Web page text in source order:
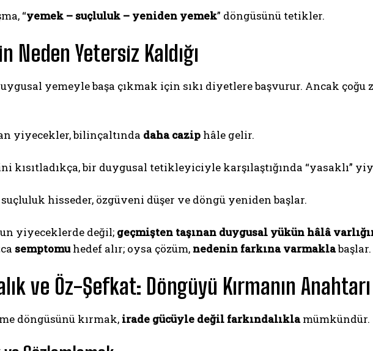
“yemek – suçluluk – yeniden yemek” döngüsünü tetikler.
Neden Yetersiz Kaldığı
yemeyle başa çıkmak için sıkı diyetlere başvurur. Ancak çoğu
yiyecekler, bilinçaltında daha cazip hâle gelir.
kısıtladıkça, bir duygusal tetikleyiciyle karşılaştığında “yasaklı”
hisseder, özgüveni düşer ve döngü yeniden başlar.
yiyeceklerde değil; geçmişten taşınan duygusal yükün hâlâ
semptomuhedef alır; oysa çözüm, nedenin farkına varmaklabaşlar.
ve Öz-Şefkat: Döngüyü Kırmanın Anahtarı
döngüsünü kırmak, irade gücüyle değil farkındalıklamümkündür.